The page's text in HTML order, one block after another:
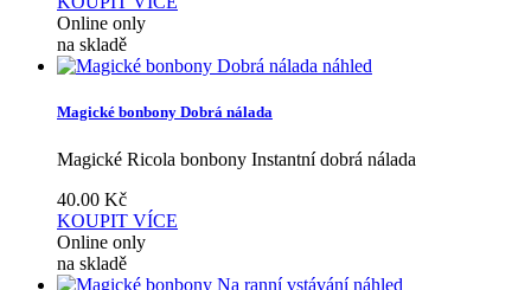
Online only
na skladě
náhled
Magické bonbony Dobrá nálada
Magické Ricola bonbony Instantní dobrá nálada
40.00 Kč
KOUPIT VÍCE
Online only
na skladě
náhled